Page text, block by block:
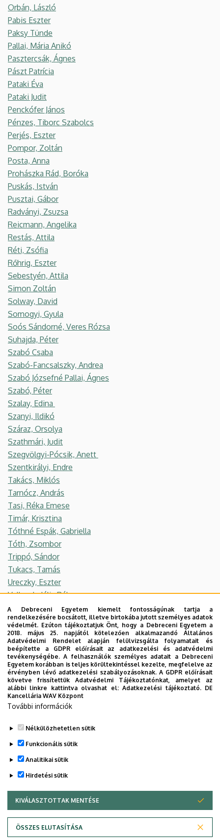
Orbán, László
Pabis Eszter
Paksy Tünde
Pallai, Mária Anikó
Pasztercsák, Ágnes
Pászt Patrícia
Pataki Éva
Pataki Judit
Penckófer János
Pénzes, Tiborc Szabolcs
Perjés, Eszter
Pompor, Zoltán
Posta, Anna
Prohászka Rád, Boróka
Puskás, István
Pusztai, Gábor
Radványi, Zsuzsa
Reicmann, Angelika
Restás, Attila
Réti, Zsófia
Rőhrig, Eszter
Sebestyén, Attila
Simon Zoltán
Solway, David
Somogyi, Gyula
Soós Sándorné, Veres Rózsa
Suhajda, Péter
Szabó Csaba
Szabó-Fancsalszky, Andrea
Szabó Józsefné Pallai, Ágnes
Szabó, Péter
Szalay, Edina
Szanyi, Ildikó
Száraz, Orsolya
Szathmári, Judit
Szegvölgyi-Pócsik, Anett
Szentkirályi, Endre
Takács, Miklós
Tarnócz, András
Tasi, Réka Emese
Timár, Krisztina
Tóthné Espák, Gabriella
Tóth, Zsombor
Trippó, Sándor
Tukacs, Tamás
Ureczky, Eszter
Vallasek, Júlia Réka
Váradi-Kusztos, Györgyi
Varró, Gabriella
Vass, Annamária
Vattamány, Gyula Viktor
Véghseö, Katalin
Venkovits, Balázs
Veres, Ottilia Mária
Virginás, Andrea
Vozdvizsenszkij, Vagyim Olegovics
Zsámba Renáta
Legutóbbi frissítés: 2026. 01. 19. 02:29
Adatvédelem
A Debreceni Egyetem kiemelt fontosságúnak tartja a
rendelkezésére bocsátott, illetve birtokába jutott személyes adatok
védelmét. Ezúton tájékoztatjuk Önt, hogy a Debreceni Egyetem a
2018. május 25. napjától kötelezően alkalmazandó Általános
Adatvédelmi Rendelet alapján felülvizsgálta folyamatait és
beépítette a GDPR előírásait az adatkezelési és adatvédelmi
tevékenységébe. A felhasználók személyes adatait a Debreceni
Egyetem korábban is teljes körültekintéssel kezelte, megfelelve az
érvényben lévő adatkezelési szabályozásoknak. A GDPR előírásait
követve frissítettük Adatvédelmi Tájékoztatónkat, amelyet az
alábbi linkre kattintva olvashat el:Adatkezelési tájékoztató. DE
Kancellária WAV Központ
További információk
Nélkülözhetetlen sütik
Funkcionális sütik
Analitikai sütik
Hirdetési sütik
KIVÁLASZTOTTAK MENTÉSE
ÖSSZES ELUTASÍTÁSA
WITHDRAW CONSENT